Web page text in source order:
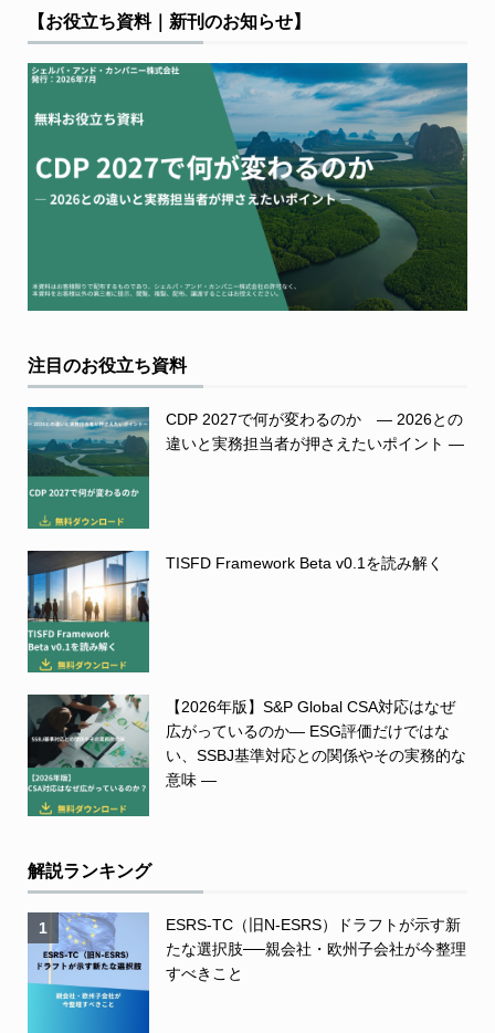
【お役立ち資料｜新刊のお知らせ】
注目のお役立ち資料
CDP 2027で何が変わるのか ― 2026との
違いと実務担当者が押さえたいポイント ―
TISFD Framework Beta v0.1を読み解く
【2026年版】S&P Global CSA対応はなぜ
広がっているのか― ESG評価だけではな
い、SSBJ基準対応との関係やその実務的な
意味 ―
解説ランキング
1
ESRS-TC（旧N-ESRS）ドラフトが示す新
たな選択肢──親会社・欧州子会社が今整理
すべきこと